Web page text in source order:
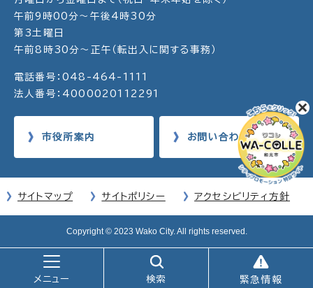
メニュー 検索 緊急情報
午前9時00分～午後4時30分
第3土曜日
午前8時30分～正午（転出入に関する事務）
電話番号：048-464-1111
法人番号：4000020112291
市役所案内 お問い合わせ
サイトマップ サイトポリシー アクセシビリティ方針
Copyright © 2023 Wako City. All rights reserved.